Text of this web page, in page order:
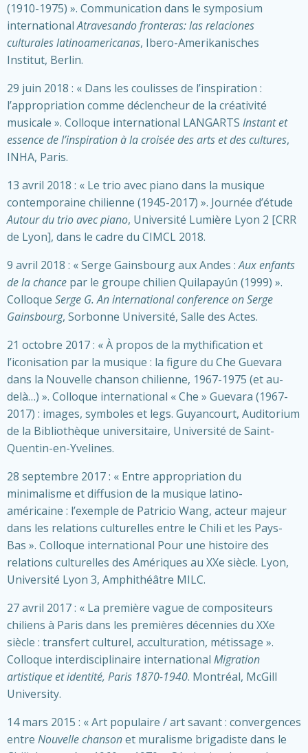
(1910-1975) ». Communication dans le symposium
internationalAtravesando fronteras: las relaciones
culturales latinoamericanas, Ibero-Amerikanisches
Institut, Berlin.
29 juin 2018 : « Dans les coulisses de l’inspiration :
l’appropriation comme déclencheur de la créativité
musicale ». Colloque international LANGARTS Instant et
essence de l’inspiration à la croisée des arts et des cultures,
INHA, Paris.
13 avril 2018 : « Le trio avec piano dans la musique
contemporaine chilienne (1945-2017) ». Journée d’étude
Autour du trio avec piano, Université Lumière Lyon 2 [CRR
de Lyon], dans le cadre du CIMCL 2018.
9 avril 2018 : « Serge Gainsbourg aux Andes :Aux enfants
de la chance par le groupe chilien Quilapayún (1999) ».
Colloque Serge G. An international conference on Serge
Gainsbourg, Sorbonne Université, Salle des Actes.
21 octobre 2017 : « À propos de la mythification et
l’iconisation par la musique : la figure du Che Guevara
dans la Nouvelle chanson chilienne, 1967-1975 (et au-
delà…) ». Colloque international « Che » Guevara (1967-
2017) : images, symboles et legs. Guyancourt, Auditorium
de la Bibliothèque universitaire, Université de Saint-
Quentin-en-Yvelines.
28 septembre 2017 : « Entre appropriation du
minimalisme et diffusion de la musique latino-
américaine : l’exemple de Patricio Wang, acteur majeur
dans les relations culturelles entre le Chili et les Pays-
Bas ». Colloque international Pour une histoire des
relations culturelles des Amériques au XXe siècle. Lyon,
Université Lyon 3, Amphithéâtre MILC.
27 avril 2017 : « La première vague de compositeurs
chiliens à Paris dans les premières décennies du XXe
siècle : transfert culturel, acculturation, métissage ».
Colloque interdisciplinaire international Migration
artistique et identité, Paris 1870-1940. Montréal, McGill
University.
14 mars 2015 : « Art populaire / art savant : convergences
entre Nouvelle chansonet muralisme brigadiste dans le